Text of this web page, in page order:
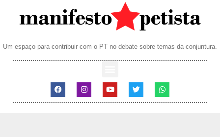
Um espaço para contribuir com o PT no debate sobre temas da conjuntura.